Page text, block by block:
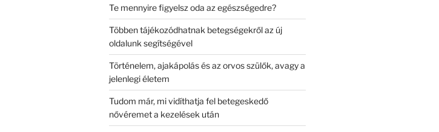
Te mennyire figyelsz oda az egészségedre?
Többen tájékozódhatnak betegségekről az új
oldalunk segítségével
Történelem, ajakápolás és az orvos szülők, avagy a
jelenlegi életem
Tudom már, mi vidíthatja fel betegeskedő
nővéremet a kezelések után